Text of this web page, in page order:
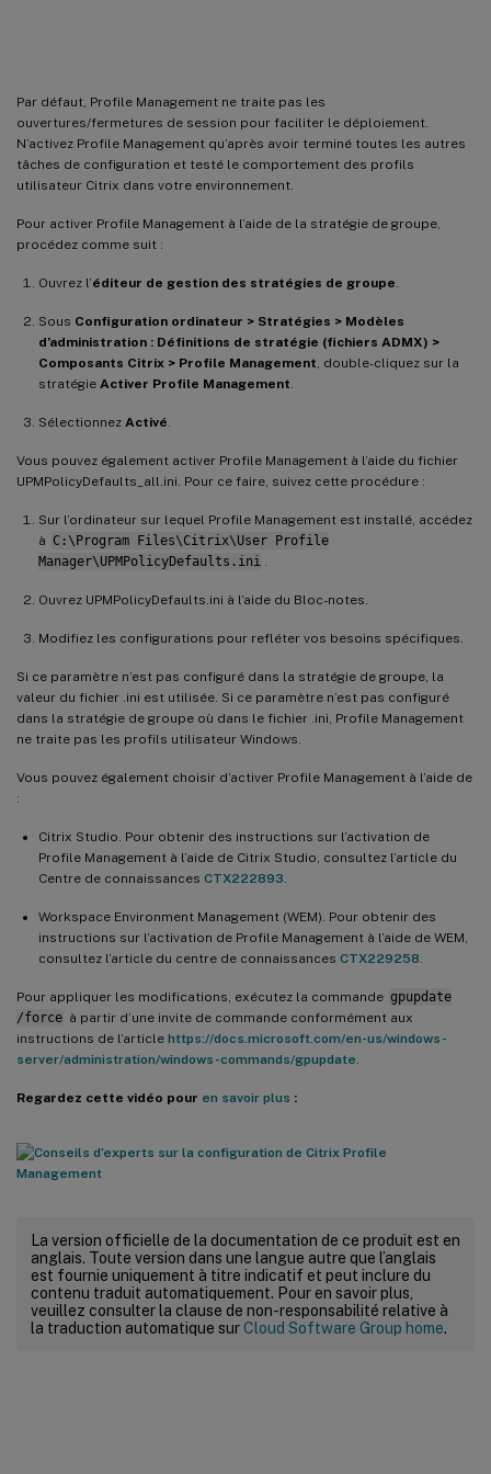
Par défaut, Profile Management ne traite pas les
ouvertures/fermetures de session pour faciliter le déploiement.
N’activez Profile Management qu’après avoir terminé toutes les autres
tâches de configuration et testé le comportement des profils
utilisateur Citrix dans votre environnement.
Pour activer Profile Management à l’aide de la stratégie de groupe,
procédez comme suit :
Ouvrez l’éditeur de gestion des stratégies de groupe
Sous Configuration ordinateur > Stratégies > Modèles
d’administration : Définitions de stratégie (fichiers ADMX) >
Composants Citrix > Profile Management , double-cliquez sur la
stratégie Activer Profile Management
Sélectionnez Activé
Vous pouvez également activer Profile Management à l’aide du fichier
UPMPolicyDefaults_all.ini. Pour ce faire, suivez cette procédure :
Sur l’ordinateur sur lequel Profile Management est installé, accédez
à C:\Program Files\Citrix\User Profile
Manager\UPMPolicyDefaults.ini
Ouvrez UPMPolicyDefaults.ini à l’aide du Bloc-notes.
Modifiez les configurations pour refléter vos besoins spécifiques.
Si ce paramètre n’est pas configuré dans la stratégie de groupe, la
valeur du fichier .ini est utilisée. Si ce paramètre n’est pas configuré
dans la stratégie de groupe où dans le fichier .ini, Profile Management
ne traite pas les profils utilisateur Windows.
Vous pouvez également choisir d’activer Profile Management à l’aide de
:
Citrix Studio. Pour obtenir des instructions sur l’activation de
Profile Management à l’aide de Citrix Studio, consultez l’article du
Centre de connaissances CTX222893
Workspace Environment Management (WEM). Pour obtenir des
instructions sur l’activation de Profile Management à l’aide de WEM,
consultez l’article du centre de connaissances CTX229258
Pour appliquer les modifications, exécutez la commande gpupdate
/force à partir d’une invite de commande conformément aux
instructions de l’article https://docs.microsoft.com/en-us/windows-
server/administration/windows-commands/gpupdate
Regardez cette vidéo pour en savoir plus :
La version officielle de la documentation de ce produit est en
anglais. Toute version dans une langue autre que l’anglais
est fournie uniquement à titre indicatif et peut inclure du
contenu traduit automatiquement. Pour en savoir plus,
veuillez consulter la clause de non-responsabilité relative à
la traduction automatique surCloud Software Group home.